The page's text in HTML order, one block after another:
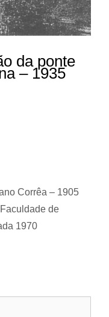
da ponte
– 1935
Corrêa – 1905
de
1970